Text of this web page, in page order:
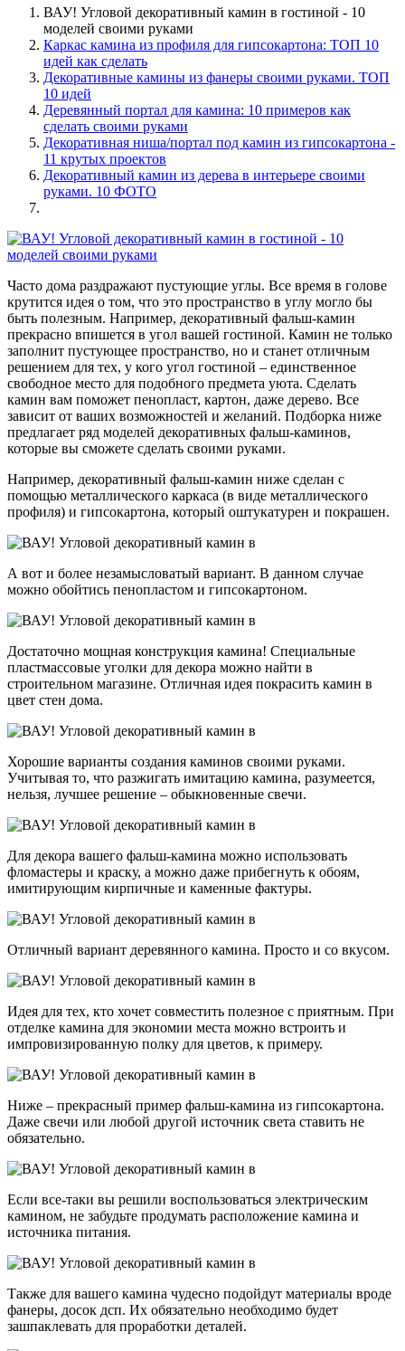
ВАУ! Угловой декоративный камин в гостиной - 10
моделей своими руками
Каркас камина из профиля для гипсокартона: ТОП 10
идей как сделать
Декоративные камины из фанеры своими руками. ТОП
10 идей
Деревянный портал для камина: 10 примеров как
сделать своими руками
Декоративная ниша/портал под камин из гипсокартона -
11 крутых проектов
Декоративный камин из дерева в интерьере своими
руками. 10 ФОТО
Часто дома раздражают пустующие углы. Все время в голове
крутится идея о том, что это пространство в углу могло бы
быть полезным. Например, декоративный фальш-камин
прекрасно впишется в угол вашей гостиной. Камин не только
заполнит пустующее пространство, но и станет отличным
решением для тех, у кого угол гостиной – единственное
свободное место для подобного предмета уюта. Сделать
камин вам поможет пенопласт, картон, даже дерево. Все
зависит от ваших возможностей и желаний. Подборка ниже
предлагает ряд моделей декоративных фальш-каминов,
которые вы сможете сделать своими руками.
Например, декоративный фальш-камин ниже сделан с
помощью металлического каркаса (в виде металлического
профиля) и гипсокартона, который оштукатурен и покрашен.
А вот и более незамысловатый вариант. В данном случае
можно обойтись пенопластом и гипсокартоном.
Достаточно мощная конструкция камина! Специальные
пластмассовые уголки для декора можно найти в
строительном магазине. Отличная идея покрасить камин в
цвет стен дома.
Хорошие варианты создания каминов своими руками.
Учитывая то, что разжигать имитацию камина, разумеется,
нельзя, лучшее решение – обыкновенные свечи.
Для декора вашего фальш-камина можно использовать
фломастеры и краску, а можно даже прибегнуть к обоям,
имитирующим кирпичные и каменные фактуры.
Отличный вариант деревянного камина. Просто и со вкусом.
Идея для тех, кто хочет совместить полезное с приятным. При
отделке камина для экономии места можно встроить и
импровизированную полку для цветов, к примеру.
Ниже – прекрасный пример фальш-камина из гипсокартона.
Даже свечи или любой другой источник света ставить не
обязательно.
Если все-таки вы решили воспользоваться электрическим
камином, не забудьте продумать расположение камина и
источника питания.
Также для вашего камина чудесно подойдут материалы вроде
фанеры, досок дсп. Их обязательно необходимо будет
зашпаклевать для проработки деталей.